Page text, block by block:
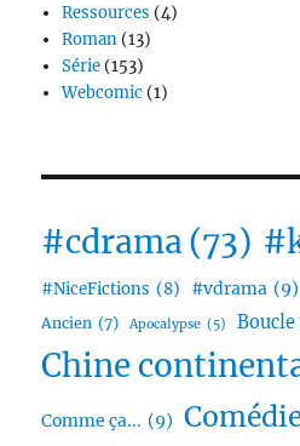
Ressources (4)
Roman(13)
Série(153)
Webcomic (1)
#cdrama (73)
#NiceFictions (8) #vdrama (9)
Ancien (7) Apocalypse (5)
Chine
Comme ça... (9)